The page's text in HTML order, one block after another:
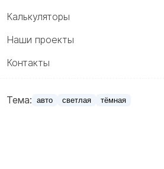
Калькуляторы
Наши проекты
Контакты
Тема: авто светлая тёмная